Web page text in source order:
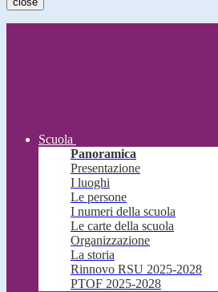
Scuola
Panoramica
Presentazione
I luoghi
Le persone
I numeri della scuola
Le carte della scuola
Organizzazione
La storia
Rinnovo RSU 2025-2028
PTOF 2025-2028